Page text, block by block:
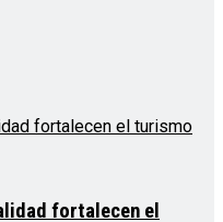
fortalecen el